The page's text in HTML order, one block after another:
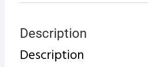
Description
Description